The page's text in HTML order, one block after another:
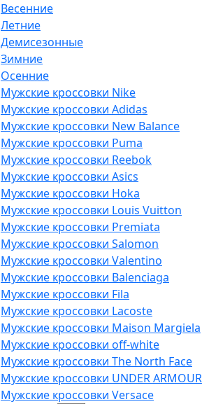
Весенние
Летние
Демисезонные
Зимние
Осенние
Мужские кроссовки Nike
Мужские кроссовки Adidas
Мужские кроссовки New Balance
Мужские кроссовки Puma
Мужские кроссовки Reebok
Мужские кроссовки Asics
Мужские кроссовки Hoka
Мужские кроссовки Louis Vuitton
Мужские кроссовки Premiata
Мужские кроссовки Salomon
Мужские кроссовки Valentino
Мужские кроссовки Balenciaga
Мужские кроссовки Fila
Мужские кроссовки Lacoste
Мужские кроссовки Maison Margiela
Мужские кроссовки off-white
Мужские кроссовки The North Face
Мужские кроссовки UNDER ARMOUR
Мужские кроссовки Versace